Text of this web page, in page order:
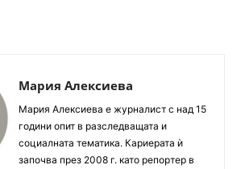
Мария Алексиева
Мария Алексиева е журналист с над 15
години опит в разследващата и
социалната тематика. Кариерата ѝ
започва през 2008 г. като репортер в